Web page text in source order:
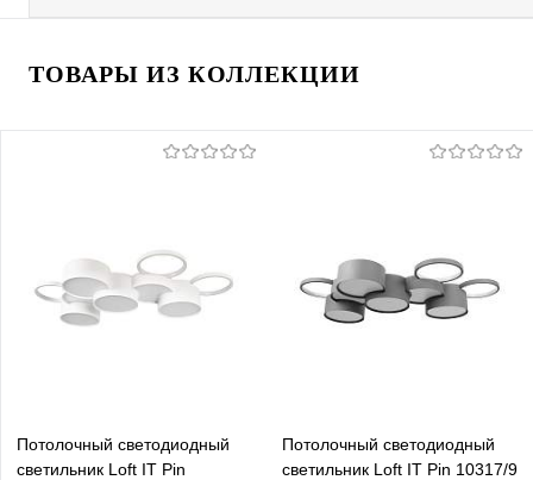
ТОВАРЫ ИЗ КОЛЛЕКЦИИ
Потолочный светодиодный
светильник Loft IT Pin
Потолочный светодиодный
светильник Loft IT Pin 10317/9